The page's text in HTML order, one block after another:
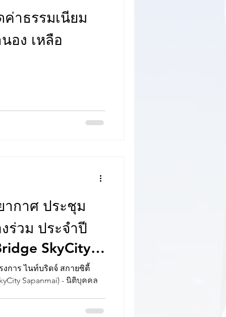
าธรรมเนียม
อง เหลือ
ากาศ ประชุม
ร่วม ประจำปี
Sapanmai) - นิติบุคคล